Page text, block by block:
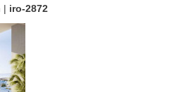
| iro-2872